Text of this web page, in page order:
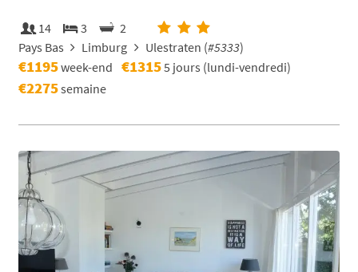
14 3
2
Pays Bas
Limburg Ulestraten (#5333)
€1195week-end €13155 jours (lundi-vendredi)
€2275semaine